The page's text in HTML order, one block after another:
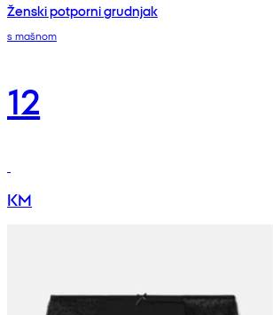
Ženski potporni grudnjak
s mašnom
12
KM